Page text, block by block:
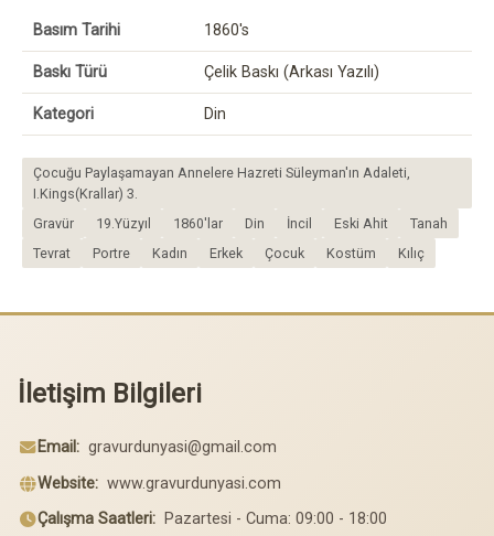
Basım Tarihi 1860's
Baskı Türü Çelik Baskı (Arkası Yazılı)
Kategori Din
Çocuğu Paylaşamayan Annelere Hazreti Süleyman'ın Adaleti,
I.Kings(Krallar) 3.
Gravür
19.Yüzyıl 1860'lar Din İncil Eski Ahit
Tanah
Tevrat
Portre Kadın Erkek Çocuk Kostüm Kılıç
İletişim Bilgileri
Email: gravurdunyasi@gmail.com
Website: www.gravurdunyasi.com
Çalışma Saatleri: Pazartesi - Cuma: 09:00 - 18:00